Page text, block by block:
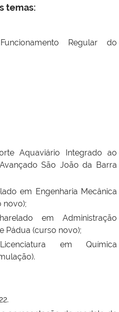
temas:
Regular do
Aquaviário Integrado ao
Avançado São João da Barra
em Engenharia Mecânica
novo);
em Administração
Pádua (curso novo);
em Química